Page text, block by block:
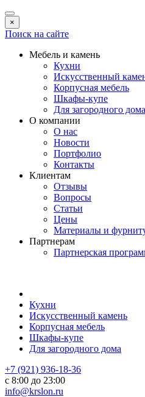
×
Поиск на сайте
Мебель и камень
Кухни
Искусственный
Корпусная мебель
Шкафы-купе
Для загородного дома
О компании
О нас
Новости
Портфолио
Контакты
Клиентам
Отзывы
Вопросы
Статьи
Цены
Материалы и
Партнерам
Партнерская
Кухни
Искусственный камень
Корпусная мебель
Шкафы-купе
Для загородного дома
+7 (921) 936-18-36
с 8:00 до 23:00
info@krslon.ru